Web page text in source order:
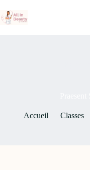
au
contenu
Accueil Classes